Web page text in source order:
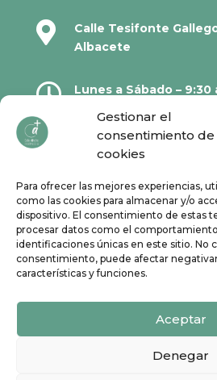
Gestionar el
consentimiento de
cookies
Para ofrecer las mejores experiencias,
como las cookies para almacenar y/o
dispositivo. El consentimiento de estas
procesar datos como el
identificaciones únicas en este sitio. No
consentimiento, puede afectar
características y funciones.
Aceptar
Denegar

Calle Tesifonte
Albacete
 Lunes a Sábado – 9:30
 967 21 23 32
 610 67 38 33
Síguenos en Redes